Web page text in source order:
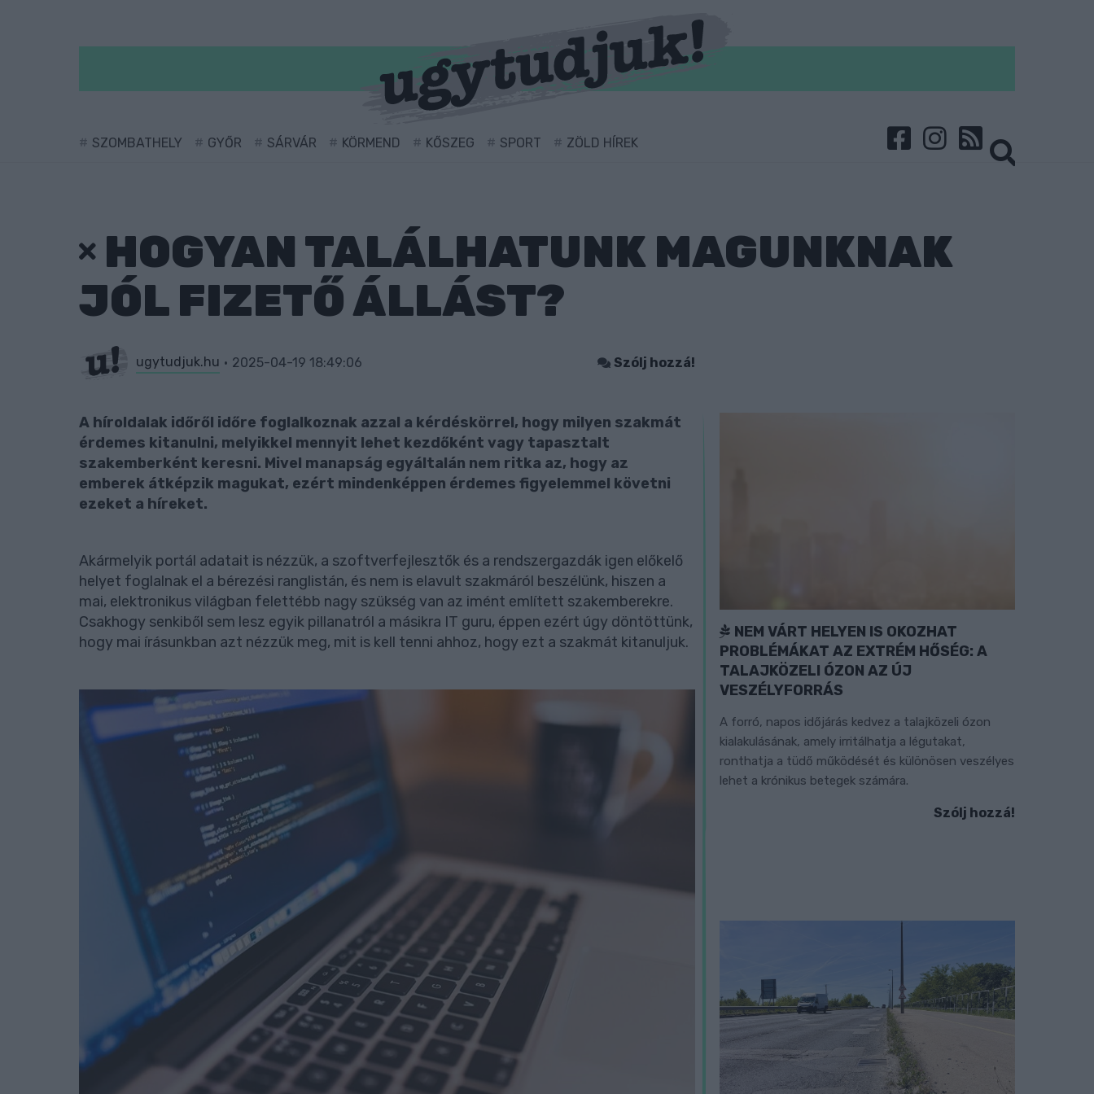
SZOMBATHELY GYŐR SÁRVÁR KÖRMEND KŐSZEG SPORT ZÖLD HÍREK
HOGYAN TALÁLHATUNK MAGUNKNAK
JÓL FIZETŐ ÁLLÁST?
ugytudjuk.hu 2025-04-19 18:49:06 Szólj hozzá!
A híroldalak időről időre foglalkoznak azzal a kérdéskörrel, hogy milyen szakmát
érdemes kitanulni, melyikkel mennyit lehet kezdőként vagy tapasztalt
szakemberként keresni. Mivel manapság egyáltalán nem ritka az, hogy az
emberek átképzik magukat, ezért mindenképpen érdemes figyelemmel követni
ezeket a híreket.
Akármelyik portál adatait is nézzük, a szoftverfejlesztők és a rendszergazdák igen előkelő
helyet foglalnak el a bérezési ranglistán, és nem is elavult szakmáról beszélünk, hiszen a
mai, elektronikus világban felettébb nagy szükség van az imént említett szakemberekre.
Csakhogy senkiből sem lesz egyik pillanatról a másikra IT guru, éppen ezért úgy döntöttünk,
hogy mai írásunkban azt nézzük meg, mit is kell tenni ahhoz, hogy ezt a szakmát kitanuljuk.
NEM VÁRT HELYEN IS OKOZHAT
PROBLÉMÁKAT AZ EXTRÉM HŐSÉG: A
TALAJKÖZELI ÓZON AZ ÚJ
VESZÉLYFORRÁS
A forró, napos időjárás kedvez a talajközeli ózon
kialakulásának, amely irritálhatja a légutakat,
ronthatja a tüdő működését és különösen veszélyes
lehet a krónikus betegek számára.
Szólj hozzá!